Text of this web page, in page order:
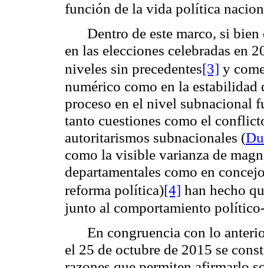
función de la vida política
Dentro de este marco, si
en las elecciones celebradas en
niveles sin precedentes[3] y
numérico como en la estabilidad
proceso en el nivel subnacional
tanto cuestiones como el
autoritarismos subnacionales (
como la visible varianza de
departamentales como en
reforma política)[4] han hecho
junto al comportamiento
En congruencia con lo
el 25 de octubre de 2015 se